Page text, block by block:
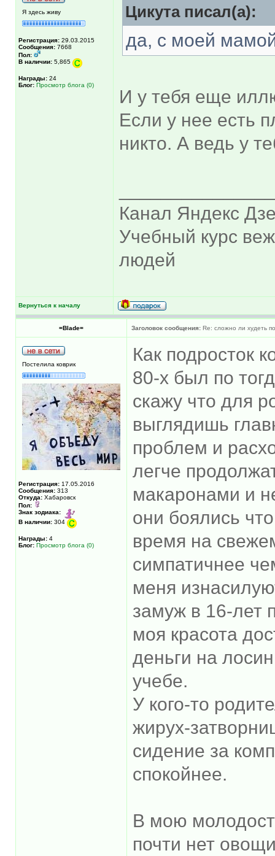
Я здесь живу
Регистрация: 29.03.2015
Сообщения: 7668
Пол:
В наличии: 5,865
Награды: 24
Блог: Просмотр блога (0)
Цикута писал(а):
да, с моей
И у тебя еще
Если у нее есть
никто. А ведь у
Канал Яндекс
Учебный курс
людей
Вернуться к началу
=Blade= Заголовок сообщения: Re: сложно ли худеть
Постелила коврик
Регистрация: 17.05.2016
Сообщения: 313
Откуда: Хабаровск
Пол:
Знак зодиака:
В наличии: 304
Награды: 4
Блог: Просмотр блога (0)
Как подросток
80-х был по
скажу что для
выглядишь
проблем и
легче
макаронами и
они боялись
время на
симпатичнее
меня
замуж в 16-лет
моя красота
деньги на
учебе.
У кого-то
жирух-
сидение за
спокойнее.
В мою
почти нет